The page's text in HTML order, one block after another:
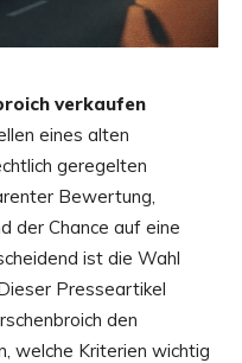
verkaufen
eines alten
geregelten
Bewertung,
der Chance auf eine
ist die Wahl
Presseartikel
den
welche Kriterien wichtig